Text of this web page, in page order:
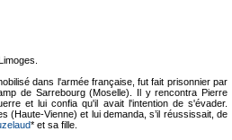
dans l'armée française, fut fait prisonnier par
de Sarrebourg (Moselle). Il y rencontra Pierre
et lui confia qu'il avait l'intention de s'évader.
(Haute-Vienne) et lui demanda, s’il réussissait, de
* et sa fille.